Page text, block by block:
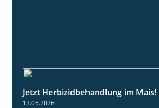
Jetzt Herbizidbehandlung im Mais!
13.05.2026